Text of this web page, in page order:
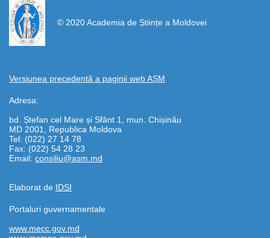
© 2020 Academia de Științe a Moldovei
Versiunea precedentă a paginii web AȘM
Adresa:
bd. Ștefan cel Mare și Sfânt 1, mun. Chișinău
MD 2001, Republica Moldova
Tel: (022) 27 14 78
Fax: (022) 54 28 23
Email: consiliu@asm.md
Elaborat de IDSI
Portaluri guvernamentale
www.mecc.gov.md